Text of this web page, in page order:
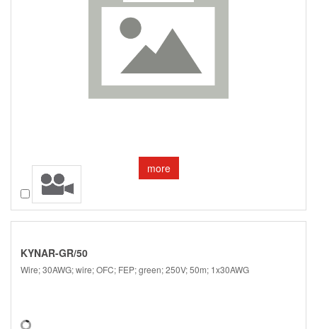
more
Compare
KYNAR-GR/50
Wire; 30AWG; wire; OFC; FEP; green; 250V; 50m; 1x30AWG